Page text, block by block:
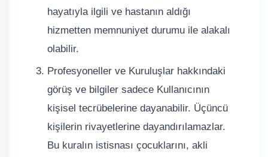
hayatıyla ilgili ve hastanın aldığı
hizmetten memnuniyet durumu ile alakalı
olabilir.
Profesyoneller ve Kuruluşlar hakkındaki
görüş ve bilgiler sadece Kullanıcının
kişisel tecrübelerine dayanabilir. Üçüncü
kişilerin rivayetlerine dayandırılamazlar.
Bu kuralın istisnası çocuklarını, akli